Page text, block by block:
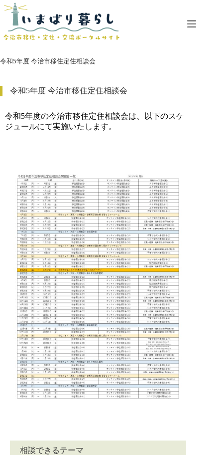
コ
ン
へ
ス
ッ
プ
令和5年度 今治市移住定住相談会
令和5年度 今治市移住定住相談会
令和5年度の今治市移住定住相談会は、以下のスケ
ジュールにて実施いたします。
相談できるテーマ